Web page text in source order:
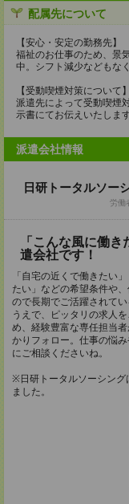
配属先について
【安心・安定の勤務先】
福祉のお仕事のため、景
中。シフト減少などもな
【受動喫煙対策について】
派遣先によって受動喫煙
示書にてお伝えいたしま
派遣会社情報
日研トータルソー
労働
「こんな風に働
遣会社です！
「自宅の近くで働きたい
たい」などの希望条件や
ので長期でご活躍されて
うえで、ピッタリの求人
め、経験豊富な専任担当
かりフォロー。仕事の悩
にご相談くださいね。
※日研トータルソーシング
ました。